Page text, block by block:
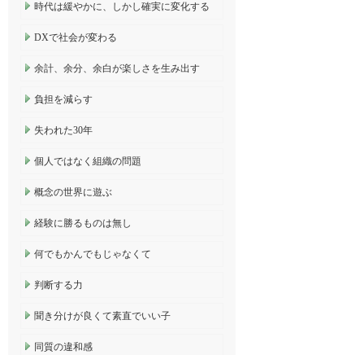
時代は緩やかに、しかし確実に変化する
DXで社会が変わる
余計、余分、余白が楽しさを生み出す
負担を減らす
失われた30年
個人ではなく組織の問題
概念の世界に遊ぶ
経験に勝るものは無し
何でもかんでもじゃなくて
判断する力
聞き分けが良くて素直でいい子
同質の違和感